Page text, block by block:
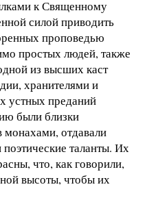
к Священному
силой приводить
проповедью
простых людей, также
из высших каст
хранителями и
устных преданий
были близки
отдавали
таланты. Их
что, как говорили,
высоты, чтобы их